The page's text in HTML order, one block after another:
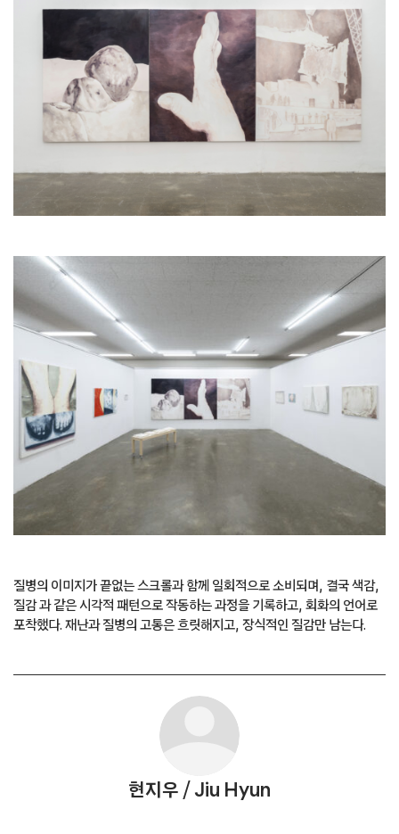
질병의 이미지가 끝없는 스크롤과 함께 일회적으로 소비되며, 결국 색감,
질감 과 같은 시각적 패턴으로 작동하는 과정을 기록하고, 회화의 언어로
포착했다. 재난과 질병의 고통은 흐릿해지고, 장식적인 질감만 남는다.
현지우 / Jiu Hyun